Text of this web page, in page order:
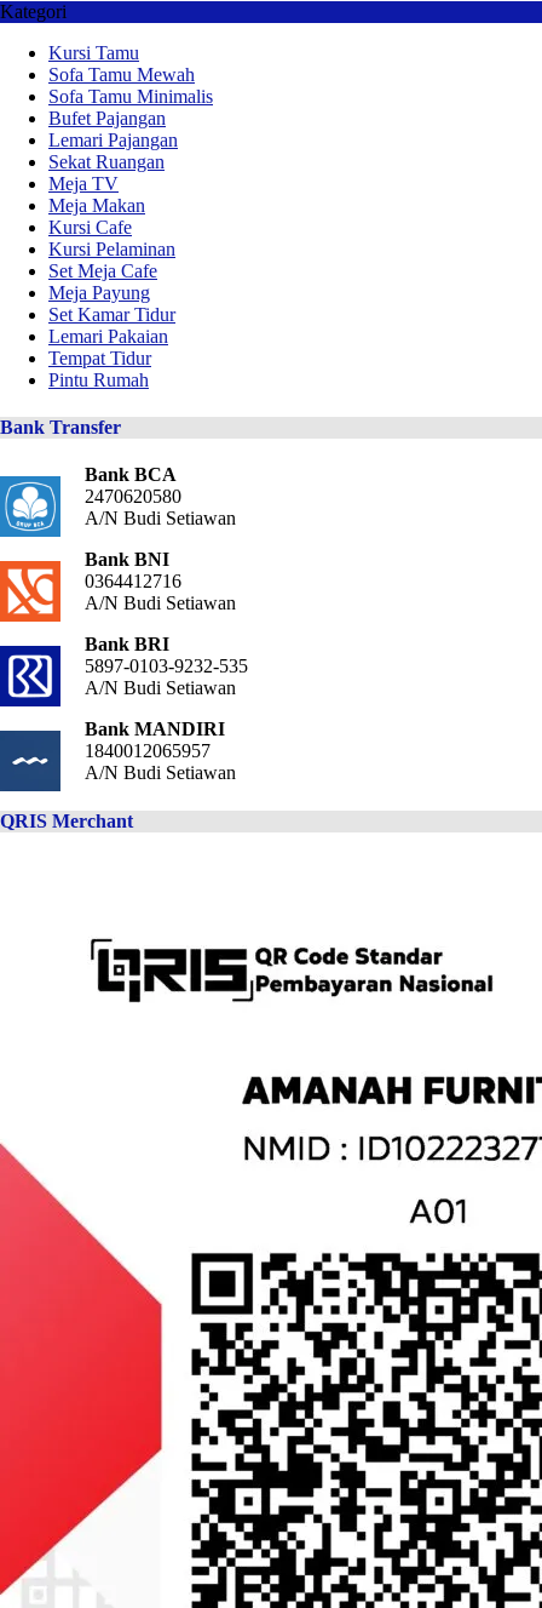
Kategori
Kursi Tamu
Sofa Tamu Mewah
Sofa Tamu Minimalis
Bufet Pajangan
Lemari Pajangan
Sekat Ruangan
Meja TV
Meja Makan
Kursi Cafe
Kursi Pelaminan
Set Meja Cafe
Meja Payung
Set Kamar Tidur
Lemari Pakaian
Tempat Tidur
Pintu Rumah
Bank Transfer
Bank BCA
2470620580
A/N Budi Setiawan
Bank BNI
0364412716
A/N Budi Setiawan
Bank BRI
5897-0103-9232-535
A/N Budi Setiawan
Bank MANDIRI
1840012065957
A/N Budi Setiawan
QRIS Merchant